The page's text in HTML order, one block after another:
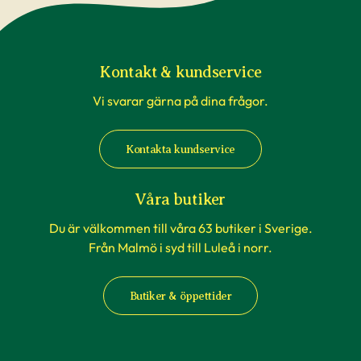
du beställer till en av våra butiker, sköts detta av
rådande väderförhållanden.
När du köper häckväxter - före
plantering
Att förbereda grävningen är att rekommendera,
men tänk på att inte boka markanläggare,
hyrsläp eller andra tjänster kopplat till själva
planteringen innan du vet säkert att
häckplantorna är på plats hemma. Våra
leveranstider kan komma att ändras när du
exempelvis förbokat häckplantor långt i förväg.
Kontakt & kundservice
Vi svarar gärna på dina frågor.
Kontakta kundservice
Våra butiker
Du är välkommen till våra 63 butiker i Sverige.
Från Malmö i syd till Luleå i norr.
Butiker & öppettider